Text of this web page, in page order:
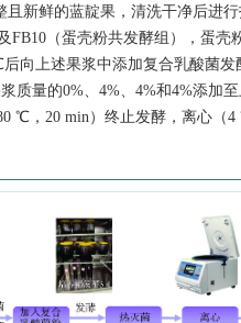
且新鲜的蓝靛果，清洗干净后进
（蛋壳粉共发酵组），蛋壳
向上述果浆中添加复合乳酸菌
质量的0%、4%、4%和4%添加
℃，20 min）终止发酵，离心（